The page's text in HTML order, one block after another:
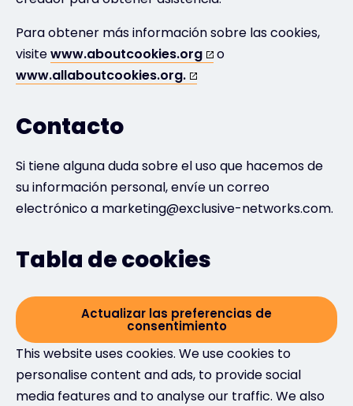
Para obtener más información sobre las cookies,
visitewww.aboutcookies.org
o
www.allaboutcookies.org.
Contacto
Si tiene alguna duda sobre el uso que hacemos de
su información personal, envíe un correo
electrónico a marketing@exclusive-networks.com.
Tabla de cookies
Actualizar las preferencias de
consentimiento
This website uses cookies. We use cookies to
personalise content and ads, to provide social
media features and to analyse our traffic. We also